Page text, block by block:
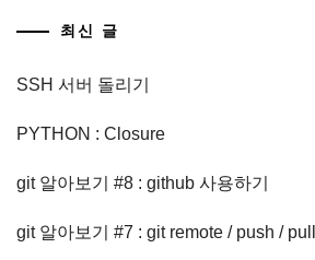
최신 글
SSH 서버 돌리기
PYTHON : Closure
git 알아보기 #8 : github 사용하기
git 알아보기 #7 : git remote / push /